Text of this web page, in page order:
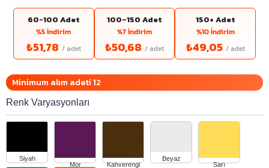
60-100 Adet
%5 İndirim
₺51,78
100–150 Adet
%7 İndirim
₺50,68
150+ Adet
%10 İndirim
₺49,05
Minimum alım adeti 12
Renk Varyasyonları